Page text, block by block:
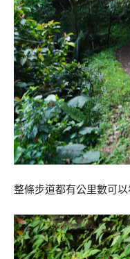
整條步道都有公里數可